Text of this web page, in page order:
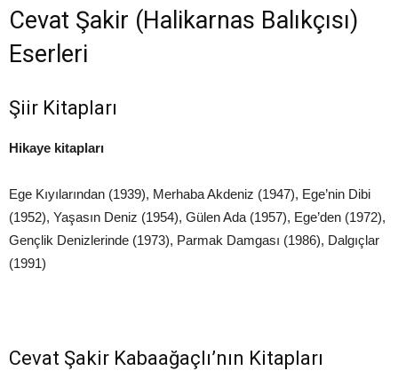
Cevat Şakir (Halikarnas Balıkçısı)
Eserleri
Şiir Kitapları
Hikaye kitapları
Ege Kıyılarından (1939), Merhaba Akdeniz (1947), Ege’nin Dibi
(1952), Yaşasın Deniz (1954), Gülen Ada (1957), Ege’den (1972),
Gençlik Denizlerinde (1973), Parmak Damgası (1986), Dalgıçlar
(1991)
Cevat Şakir Kabaağaçlı’nın Kitapları